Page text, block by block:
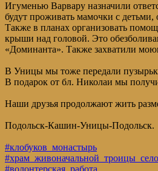
Игуменью Варвару назначили
будут проживать мамочки с
Также в планах организовать
крыши над головой. Это
«Доминанта». Также захватили
В Уницы мы тоже передали
В подарок от бл. Николаи мы
Наши друзья продолжают жить
Подольск-Кашин-Уницы-Подольск.
#клобуков_монастырь